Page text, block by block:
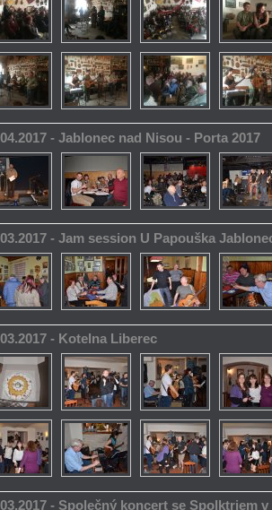
- Jablonec nad Nisou - Porta 2017
- Jam session U Papouška
- Kotelna Liberec
- Společný koncert se Spolktriem